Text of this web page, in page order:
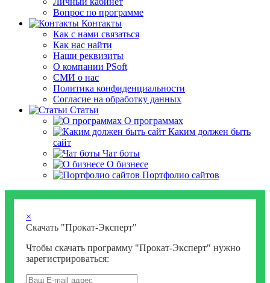
Вопрос по программе
Контакты
Как с нами связаться
Как нас найти
Наши реквизиты
О компании PSoft
СМИ о нас
Политика конфиденциальности
Согласие на обработку данных
Статьи
О программах
Каким должен быть
сайт
Чат боты
О бизнесе
Портфолио сайтов
×
Скачать "Прокат-Эксперт"
Чтобы скачать программу "Прокат-Эксперт" нужно
зарегистрироваться: